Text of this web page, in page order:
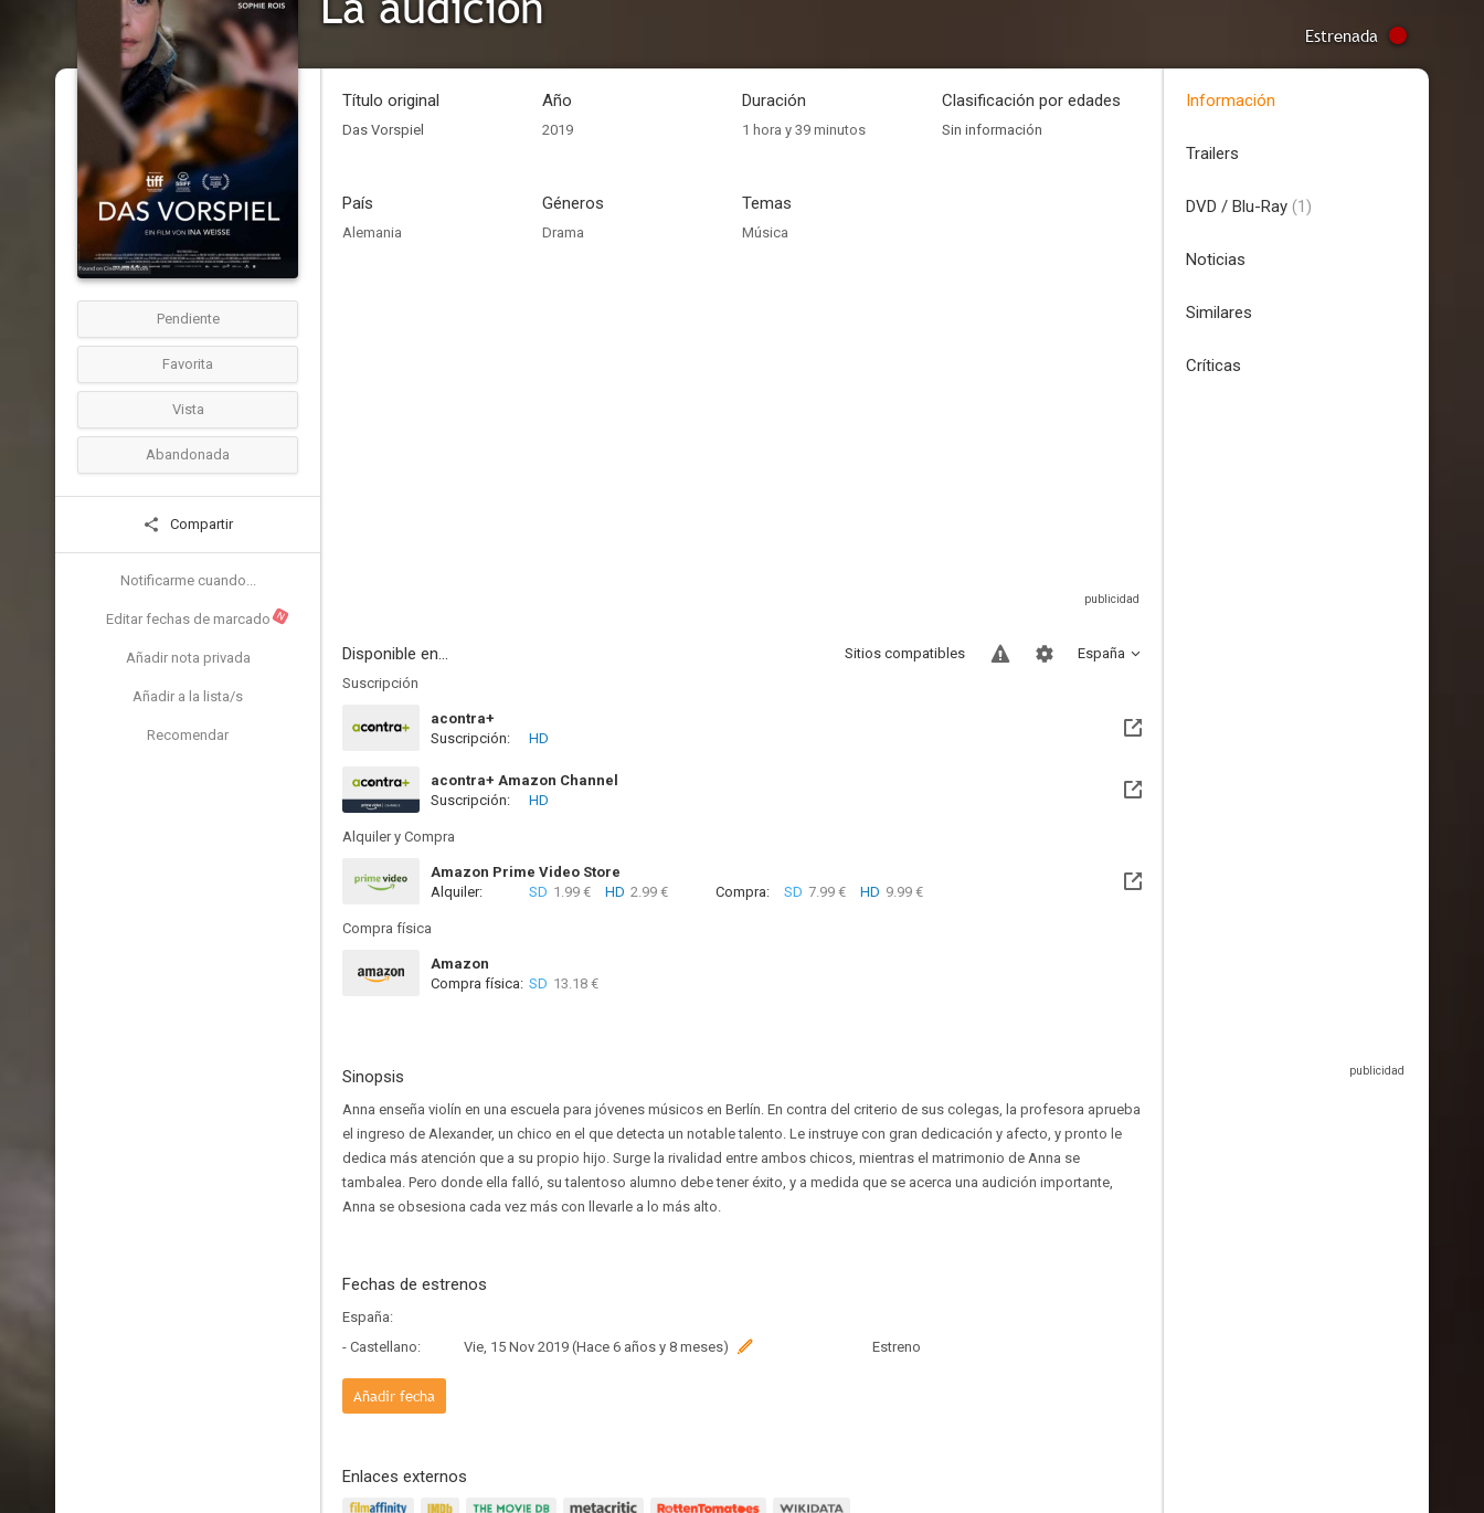
Estrenada
Pendiente
Favorita
Vista
Abandonada
Compartir
Notificarme cuando...
Editar fechas de marcado N
Añadir nota privada
Añadir a la lista/s
Recomendar
Título original
Das Vorspiel
Año
2019
Duración
1 hora y 39 minutos
Clasificación por edades
Sin información
País
Alemania
Géneros
Drama
Temas
Música
Disponible en... España
Sitios compatibles
Suscripción
acontra+
Suscripción:
HD
acontra+ Amazon Channel
Suscripción:
HD
Alquiler y Compra
Amazon Prime Video Store
Alquiler:
SD 1.99 € HD 2.99 € Compra: SD 7.99 € HD 9.99 €
Compra física
Amazon
Compra física: SD 13.18 €
Sinopsis
Anna enseña violín en una escuela para jóvenes músicos en Berlín. En contra del criterio de sus colegas, la profesora aprueba
el ingreso de Alexander, un chico en el que detecta un notable talento. Le instruye con gran dedicación y afecto, y pronto le
dedica más atención que a su propio hijo. Surge la rivalidad entre ambos chicos, mientras el matrimonio de Anna se
tambalea. Pero donde ella falló, su talentoso alumno debe tener éxito, y a medida que se acerca una audición importante,
Anna se obsesiona cada vez más con llevarle a lo más alto.
Fechas de estrenos
España:
- Castellano:
Vie, 15 Nov 2019 (Hace 6 años y 8 meses) Estreno
Añadir fecha
Enlaces externos
Información
Trailers
DVD / Blu-Ray (1)
Noticias
Similares
Críticas